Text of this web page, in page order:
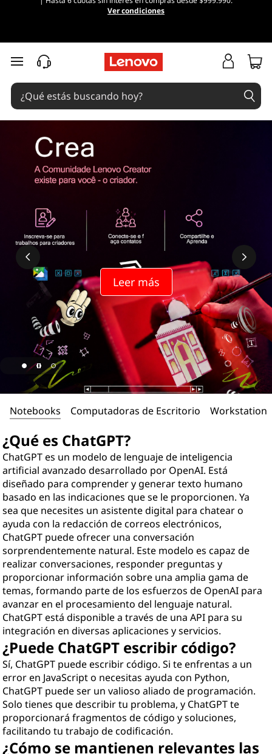
Ver condiciones
Ir al contenido principal
Leer más
Notebooks Computadoras de Escritorio Workstations
¿Qué es ChatGPT?
ChatGPT es un modelo de lenguaje de inteligencia
artificial avanzado desarrollado por OpenAI. Está
diseñado para comprender y generar texto humano
basado en las indicaciones que se le proporcionen. Ya
sea que necesites un asistente digital para chatear o
ayuda con la redacción de correos electrónicos,
ChatGPT puede ofrecer una conversación
sorprendentemente natural. Este modelo es capaz de
realizar conversaciones, responder preguntas y
proporcionar información sobre una amplia gama de
temas, formando parte de los esfuerzos de OpenAI para
avanzar en el procesamiento del lenguaje natural.
ChatGPT está disponible a través de una API para su
integración en diversas aplicaciones y servicios.
¿Puede ChatGPT escribir código?
Sí, ChatGPT puede escribir código. Si te enfrentas a un
error en JavaScript o necesitas ayuda con Python,
ChatGPT puede ser un valioso aliado de programación.
Solo tienes que describir tu problema, y ChatGPT te
proporcionará fragmentos de código y soluciones,
facilitando tu trabajo de codificación.
¿Cómo se mantienen relevantes las